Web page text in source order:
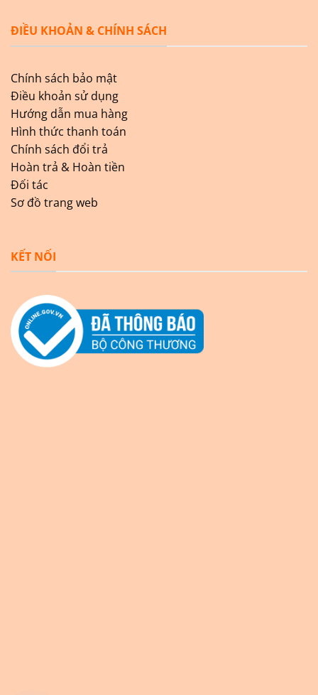
ĐIỀU KHOẢN & CHÍNH SÁCH
Chính sách bảo mật
Điều khoản sử dụng
Hướng dẫn mua hàng
Hình thức thanh toán
Chính sách đổi trả
Hoàn trả & Hoàn tiền
Đối tác
Sơ đồ trang web
KẾT NỐI